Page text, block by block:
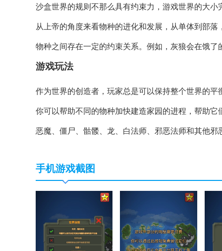
沙盒世界的规则不那么具有约束力，游戏世界的大小
从上帝的角度来看物种的进化和发展，从单体到部落
物种之间存在一定的约束关系。例如，灰狼会在饿
游戏玩法
作为世界的创造者，玩家总是可以保持整个世界的
你可以帮助不同的物种加快建造家园的进程，帮助
恶魔、僵尸、骷髅、龙、白法师、邪恶法师和其他
手机游戏截图